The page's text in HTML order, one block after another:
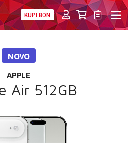
KUPI BON
NOVO
APPLE
Air 512GB